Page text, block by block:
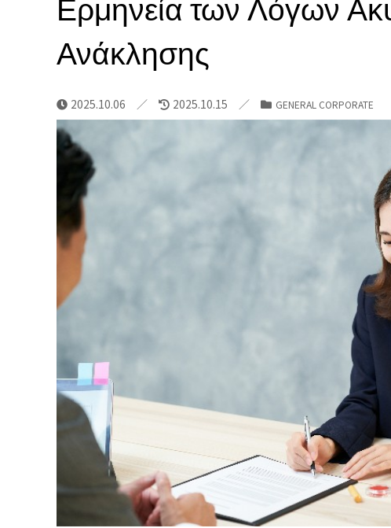
Ανάκλησης
2025.10.06 2025.10.15 GENERAL CORPORATE